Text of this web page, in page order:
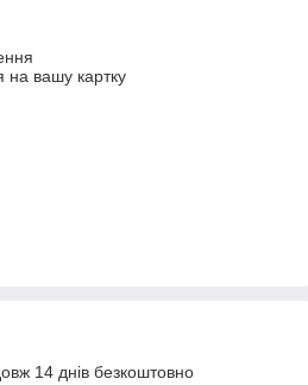
на вашу картку
14 днів безкоштовно